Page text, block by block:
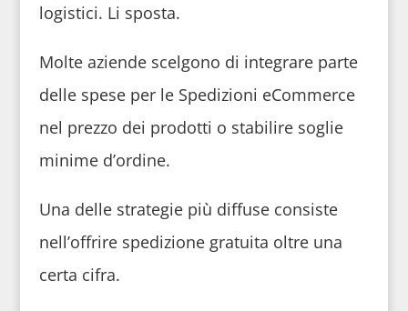
logistici. Li sposta.
Molte aziende scelgono di integrare parte
delle spese per le Spedizioni eCommerce
nel prezzo dei prodotti o stabilire soglie
minime d’ordine.
Una delle strategie più diffuse consiste
nell’offrire spedizione gratuita oltre una
certa cifra.